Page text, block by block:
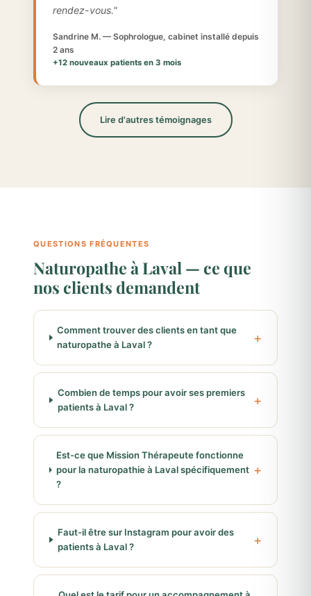
rendez-vous."
Sandrine M. — Sophrologue, cabinet installé depuis
2 ans
+12 nouveaux patients en 3 mois
Lire d'autres témoignages
QUESTIONS FRÉQUENTES
Naturopathe à Laval — ce que
nos clients demandent
Comment trouver des clients en tant que
naturopathe à Laval ?
Combien de temps pour avoir ses premiers
patients à Laval ?
Est-ce que Mission Thérapeute fonctionne
pour la naturopathie à Laval spécifiquement
?
Faut-il être sur Instagram pour avoir des
patients à Laval ?